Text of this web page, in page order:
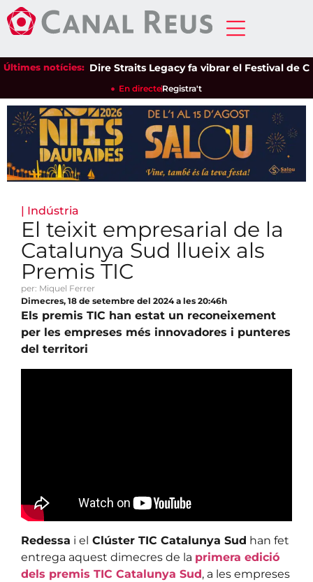
Últimes notícies:Dire Straits Legacy fa vibrar el Festival de
En directeRegistra't
| Indústria
El teixit empresarial de la
Catalunya Sud llueix als
Premis TIC
per: Miquel Ferrer
Dimecres, 18 de setembre del 2024 a les 20:46h
Els premis TIC han estat un reconeixement
per les empreses més innovadores i punteres
del territori
Redessa i el Clúster TIC Catalunya Sud han fet
entrega aquest dimecres de la primera edició
dels premis TIC Catalunya Sud, a les empreses